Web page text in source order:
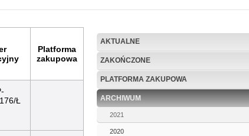
Platforma
zakupowa
Ł
AKTUALNE
ZAKOŃCZONE
PLATFORMA ZAKUPOWA
ARCHIWUM
2021
2020